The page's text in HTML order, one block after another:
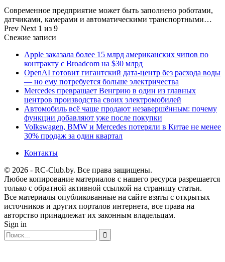
Современное предприятие может быть заполнено роботами,
датчиками, камерами и автоматическими транспортными…
Prev Next 1 из 9
Свежие записи
Apple заказала более 15 млрд американских чипов по
контракту с Broadcom на $30 млрд
OpenAI готовит гигантский дата-центр без расхода воды
— но ему потребуется больше электричества
Mercedes превращает Венгрию в один из главных
центров производства своих электромобилей
Автомобиль всё чаще продают незавершённым: почему
функции добавляют уже после покупки
Volkswagen, BMW и Mercedes потеряли в Китае не менее
30% продаж за один квартал
Контакты
© 2026 - RC-Club.by. Все права защищены.
Любое копирование материалов с нашего ресурса разрешается
только с обратной активной ссылкой на страницу статьи.
Все материалы опубликованные на сайте взяты с открытых
источников и других порталов интернета, все права на
авторство принадлежат их законным владельцам.
Sign in